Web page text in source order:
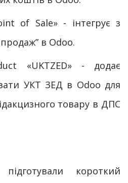
of Sale» - інтегрує з
в Odoo.
«UKTZED» - додає
УКТ ЗЕД в Odoo для
товару в ДПС
короткий